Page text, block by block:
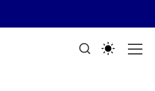
I CREACIÓ DIGITALS